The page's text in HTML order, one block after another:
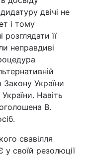
двічі не
і тому
її
неправдиві
України
Навіть
В.
свавілля
своїй резолюції